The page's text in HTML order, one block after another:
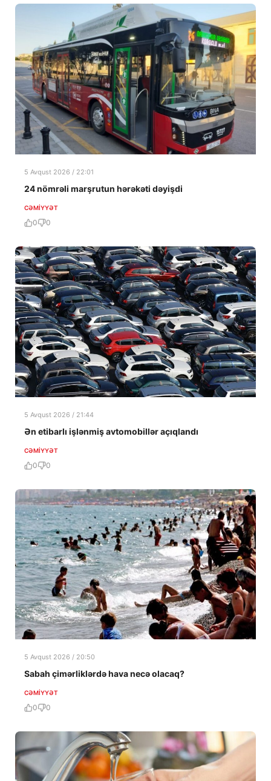
5 Avqust 2026 / 22:01
24 nömrəli marşrutun hərəkəti dəyişdi
CƏMIYYƏT
0 0
5 Avqust 2026 / 21:44
Ən etibarlı işlənmiş avtomobillər açıqlandı
CƏMIYYƏT
0 0
5 Avqust 2026 / 20:50
Sabah çimərliklərdə hava necə olacaq?
CƏMIYYƏT
0 0